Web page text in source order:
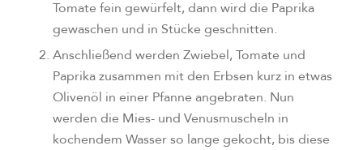
Tomate fein gewürfelt, dann wird die Paprika
gewaschen und in Stücke geschnitten.
Anschließend werden Zwiebel, Tomate und
Paprika zusammen mit den Erbsen kurz in etwas
Olivenöl in einer Pfanne angebraten. Nun
werden die Mies- und Venusmuscheln in
kochendem Wasser so lange gekocht, bis diese